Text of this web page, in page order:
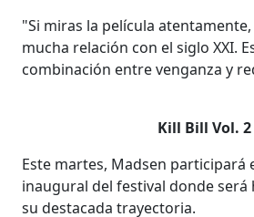
"Si miras la película
mucha relación con el siglo XXI.
combinación entre venganza y
Kill Bill Vol. 2
Este martes, Madsen participará
inaugural del festival donde
su destacada trayectoria.